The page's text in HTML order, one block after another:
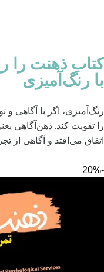
کتاب ذهنت را
با رنگ‌آمیزی
رنگ‌آمیزی، اگر با ‌آگاهی و
را تقویت کند. ذهن‌آگاهی
اتفاق می‌افتد و آگاهی از
-20%